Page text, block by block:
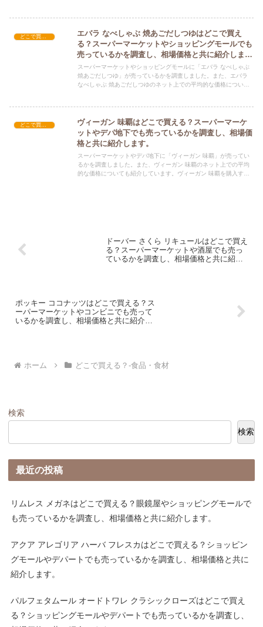
エバラ なべしゃぶ 焼あごだしつゆはどこで買え
る？スーパーマーケットやショッピングモールでも
売っているかを調査し、相場価格と共に紹介しま
す。
スーパーマーケットやショッピングモールに「エバラ なべしゃぶ
焼あごだしつゆ」が売っているかを調査しました。また、エバラ
なべしゃぶ 焼あごだしつゆのネット上での平均的な価格について
どこで買える？-食品・食材
ヴィーガン 味覇はどこで買える？スーパーマーケ
ットやデパ地下でも売っているかを調査し、相場価
格と共に紹介します。
スーパーマーケットやデパ地下に「ヴィーガン 味覇」が売ってい
るかを調査しました。また、ヴィーガン 味覇のネット上での平均
的な価格についても紹介しています。ヴィーガン 味覇を購入する
ドーバー さくら リキュールはどこで買え
る？スーパーマーケットや酒屋でも売っ
ているかを調査し、相場価格と共に紹介
ポッキー ココナッツはどこで買える？ス
ーパーマーケットやコンビニでも売って
いるかを調査し、相場価格と共に紹介し
ホーム どこで買える？-食品・食材
検索
検索
最近の投稿
リムレス メガネはどこで買える？眼鏡屋やショッピングモールで
も売っているかを調査し、相場価格と共に紹介します。
アクア アレゴリア ハーバ フレスカはどこで買える？ショッピン
グモールやデパートでも売っているかを調査し、相場価格と共に
紹介します。
パルフェタムール オードトワレ クラシックローズはどこで買え
る？ショッピングモールやデパートでも売っているかを調査し、